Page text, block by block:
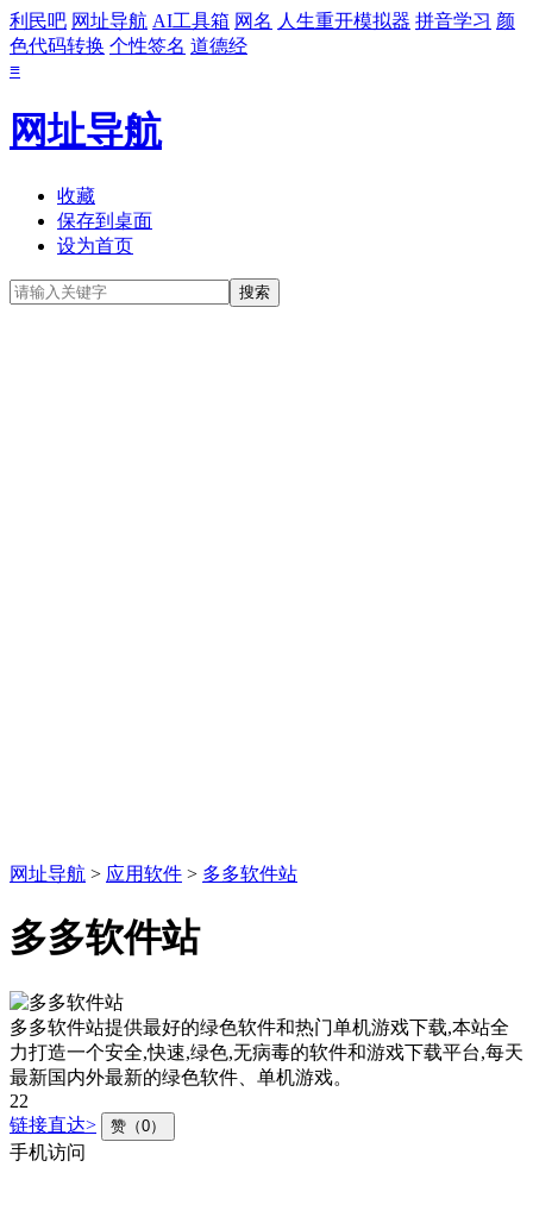
利民吧 网址导航 AI工具箱 网名 人生重开模拟器 拼音学习 颜
色代码转换 个性签名 道德经
≡
网址导航
收藏
保存到桌面
设为首页
网址导航 > 应用软件 > 多多软件站
多多软件站
多多软件站提供最好的绿色软件和热门单机游戏下载,本站全
力打造一个安全,快速,绿色,无病毒的软件和游戏下载平台,每天
最新国内外最新的绿色软件、单机游戏。
22
链接直达>
赞（0）
手机访问